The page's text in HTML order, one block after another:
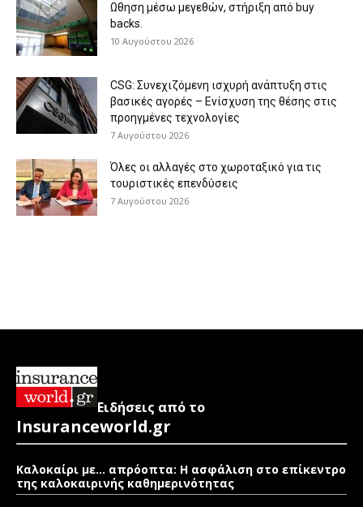
Ωθηση μέσω μεγεθών, στήριξη από buy
backs.
10 Αυγούστου 2026
CSG: Συνεχιζόμενη ισχυρή ανάπτυξη στις
βασικές αγορές – Ενίσχυση της θέσης στις
προηγμένες τεχνολογίες
7 Αυγούστου 2026
Όλες οι αλλαγές στο χωροταξικό για τις
τουριστικές επενδύσεις
7 Αυγούστου 2026
Ειδήσεις από το
Insuranceworld.gr
Καλοκαίρι με… απρόοπτα: Η ασφάλιση στο επίκεντρο
της καλοκαιρινής καθημερινότητας